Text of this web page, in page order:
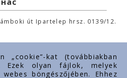
út Ipartelep hrsz. 0139/12.
„cookie”-kat (továbbiakban
Ezek olyan fájlok, melyek
böngészőjében. Ehhez